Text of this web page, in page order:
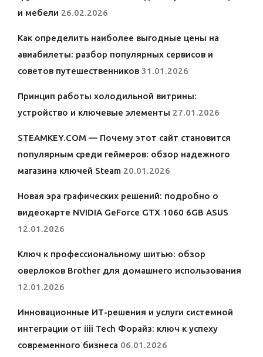
и мебели 26.02.2026
Как определить наиболее выгодные цены на
авиабилеты: разбор популярных сервисов и
советов путешественников 31.01.2026
Принцип работы холодильной витрины:
устройство и ключевые элементы 27.01.2026
STEAMKEY.COM — Почему этот сайт становится
популярным среди геймеров: обзор надежного
магазина ключей Steam 20.01.2026
Новая эра графических решений: подробно о
видеокарте NVIDIA GeForce GTX 1060 6GB ASUS
12.01.2026
Ключ к профессиональному шитью: обзор
оверлоков Brother для домашнего использования
12.01.2026
Инновационные ИТ-решения и услуги системной
интеграции от iiii Tech Форайз: ключ к успеху
современного бизнеса 06.01.2026